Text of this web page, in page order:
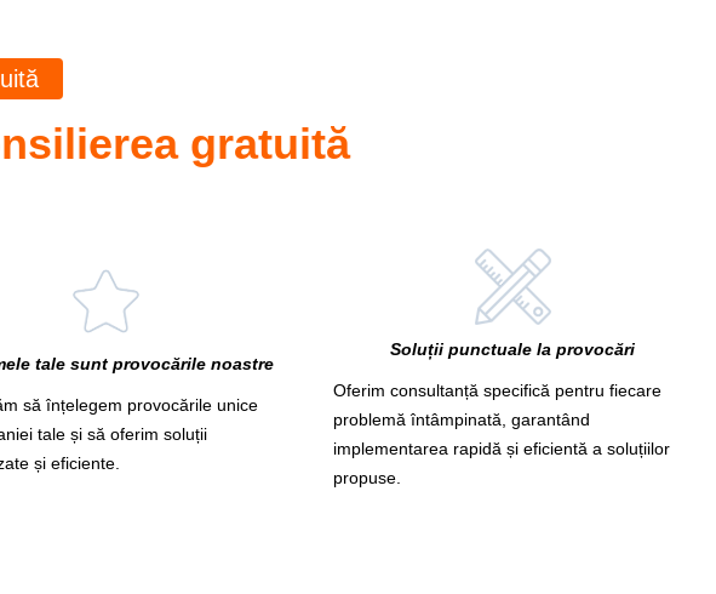
gratuită
tale sunt provocările noastre
să înțelegem provocările unice
tale și să oferim soluții
și eficiente.
Soluții punctuale la provocări
Oferim consultanță specifică pentru fiecare
problemă întâmpinată, garantând
implementarea rapidă și eficientă a soluțiilor
propuse.